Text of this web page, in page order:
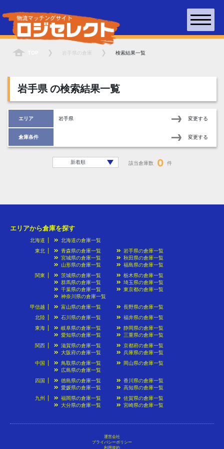
岩手県 の倉庫 検索結果一覧
岩手県の検索結果一覧
エリア 岩手県 変更する
倉庫条件 変更する
該当倉庫数 0 件
エリアから倉庫を探す
北海道
北海道の倉庫一覧
東北
青森県の倉庫一覧
岩手県の倉庫一覧
宮城県の倉庫一覧
秋田県の倉庫一覧
山形県の倉庫一覧
福島県の倉庫一覧
関東
茨城県の倉庫一覧
栃木県の倉庫一覧
群馬県の倉庫一覧
埼玉県の倉庫一覧
千葉県の倉庫一覧
東京都の倉庫一覧
神奈川県の倉庫一覧
甲信越
富山県の倉庫一覧
長野県の倉庫一覧
北陸
石川県の倉庫一覧
福井県の倉庫一覧
東海
岐阜県の倉庫一覧
静岡県の倉庫一覧
愛知県の倉庫一覧
三重県の倉庫一覧
関西
滋賀県の倉庫一覧
京都府の倉庫一覧
大阪府の倉庫一覧
兵庫県の倉庫一覧
中国
鳥取県の倉庫一覧
岡山県の倉庫一覧
広島県の倉庫一覧
四国
徳島県の倉庫一覧
香川県の倉庫一覧
愛媛県の倉庫一覧
高知県の倉庫一覧
九州
福岡県の倉庫一覧
佐賀県の倉庫一覧
大分県の倉庫一覧
宮崎県の倉庫一覧
運営会社
プライバシーポリシー
利用規約